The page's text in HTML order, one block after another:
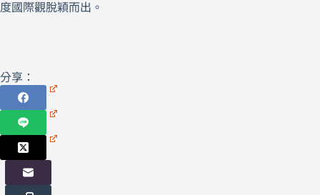
度國際觀脫穎而出。
分享：